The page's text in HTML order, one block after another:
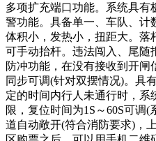
多项扩充端口功能。系统具有
警功能。具备单一、车队、计
体积小，发热小，扭距大。落
可手动抬杆。违法闯入、尾随
防冲功能，在没有接收到开
同步可调(针对双摆情况)。具
定的时间内行人未通行时，系
限，复位时间为1S～60S可调
道自动敞开(符合消防要求)，